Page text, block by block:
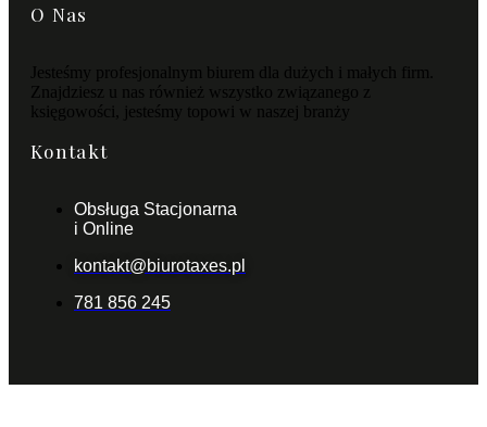
O Nas
Jesteśmy profesjonalnym biurem dla dużych i małych firm.
Znajdziesz u nas również wszystko związanego z
księgowości, jesteśmy topowi w naszej branży
Kontakt
Obsługa Stacjonarna
i Online
kontakt@biurotaxes.pl
781 856 245